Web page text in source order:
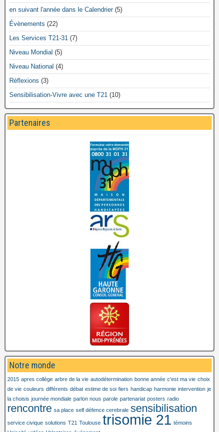
en suivant l'année dans le Calendrier(5)
Évènements (22)
Les Services T21-31 (7)
Niveau Mondial (5)
Niveau National (4)
Réflexions (3)
Sensibilisation-Vivre avec une T21 (10)
Partenaires
Notre monde
2015 apres collège arbre de la vie autodétermination bonne année c'est ma vie choix
de vie couleurs différents débat estime de soi fiers handicap harmonie intervention je
la choisis journée mondiale parlon nous parole partenariat posters radio
rencontre sa place self défence cerebrale sensibilisation
service civique solutions T21 Toulouse trisomie 21 témoins